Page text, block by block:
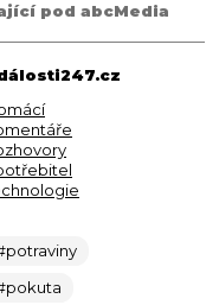
pod abcMedia